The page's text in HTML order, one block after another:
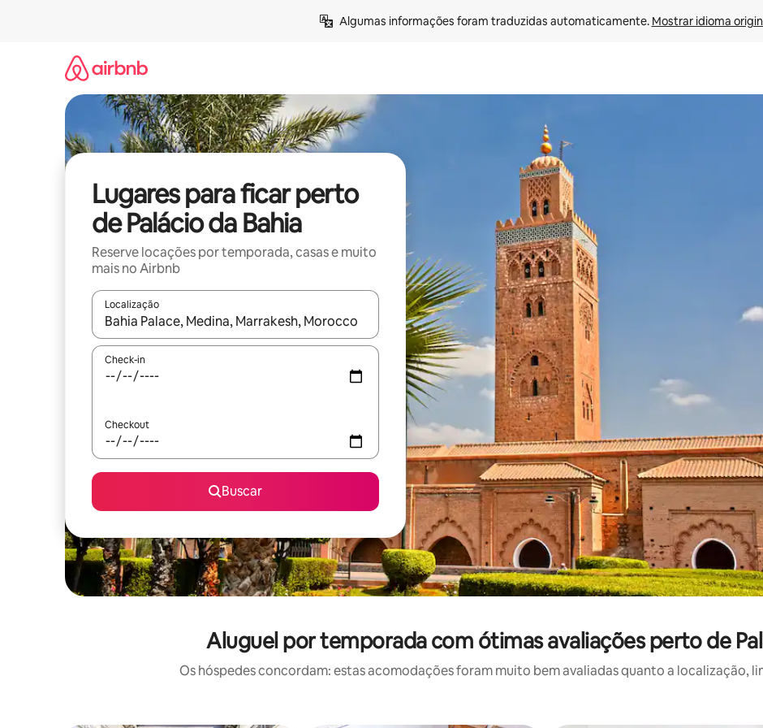
Algumas informações foram traduzidas automaticamente. Mostrar idioma
Lugares para ficar perto
de Palácio da Bahia
Reserve locações por temporada, casas e muito
mais no Airbnb
Localização
Quando os resultados estiverem disponíveis, explore-os usando as seta para cima e para baixo do teclado ou tocando e
Check-in
Checkout
Buscar
Aluguel por temporada com ótimas avaliações perto de
Os hóspedes concordam: estas acomodações foram muito bem avaliadas quanto a localização,